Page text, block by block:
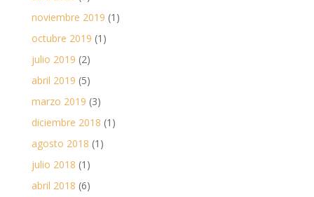
noviembre 2019 (1)
octubre 2019 (1)
julio 2019 (2)
abril 2019 (5)
marzo 2019 (3)
diciembre 2018 (1)
agosto 2018 (1)
julio 2018 (1)
abril 2018 (6)